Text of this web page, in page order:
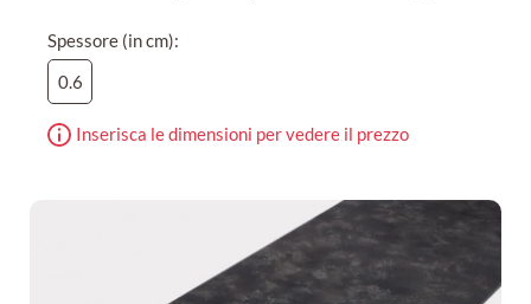
Spessore (in cm):
0.6
Inserisca le dimensioni per vedere il prezzo